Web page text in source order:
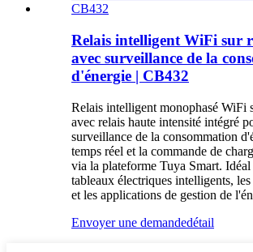
Relais intelligent WiFi sur
avec surveillance de la
d'énergie | CB432
Relais intelligent monophasé WiFi
avec relais haute intensité intégré
surveillance de la consommation
temps réel et la commande de
via la plateforme Tuya Smart.
tableaux électriques intelligents,
et les applications de gestion de
Envoyer une demandedétail